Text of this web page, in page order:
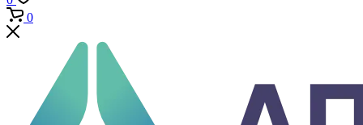
+7 (812) 640-40-13
По всем вопросам
8 800 777 20 78
Отдел неразрушающего контроля
+7 965 786 38 77
Отдел контрольно измерительных приборов
Заказать звонок